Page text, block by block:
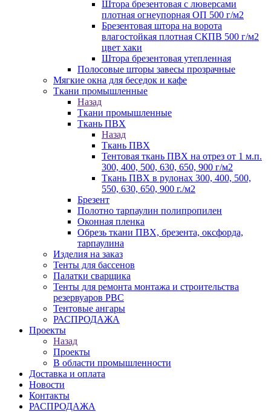
Штора брезентовая с люверсами
плотная огнеупорная ОП 500 г/м2
Брезентовая штора на ворота
влагостойкая плотная СКПВ 500 г/м2
цвет хаки
Штора брезентовая утепленная
Полосовые шторы завесы прозрачные
Мягкие окна для беседок и кафе
Ткани промышленные
Назад
Ткани промышленные
Ткань ПВХ
Назад
Ткань ПВХ
Тентовая ткань ПВХ на отрез от 1 м.п.
300, 400, 500, 630, 650, 900 г/м2
Ткань ПВХ в рулонах 300, 400, 500,
550, 630, 650, 900 г./м2
Брезент
Полотно тарпаулин полипропилен
Оконная пленка
Обрезь ткани ПВХ, брезента, оксфорда,
тарпаулина
Изделия на заказ
Тенты для бассенов
Палатки сварщика
Тенты для ремонта монтажа и строительства
резервуаров РВС
Тентовые ангары
РАСПРОДАЖА
Проекты
Назад
Проекты
В области промышленности
Доставка и оплата
Новости
Контакты
РАСПРОДАЖА